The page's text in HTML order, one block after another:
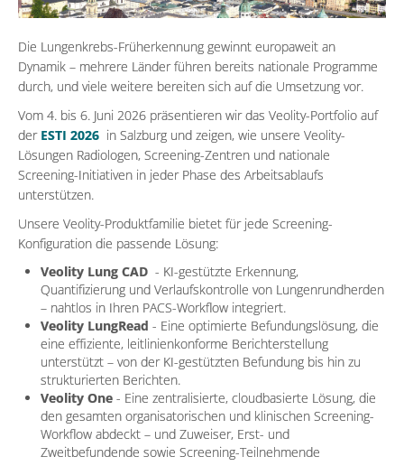
Die Lungenkrebs-Früherkennung gewinnt europaweit an
Dynamik – mehrere Länder führen bereits nationale Programme
durch, und viele weitere bereiten sich auf die Umsetzung vor.
Vom 4. bis 6. Juni 2026 präsentieren wir das Veolity-Portfolio auf
der ESTI 2026 in Salzburg und zeigen, wie unsere Veolity-
Lösungen Radiologen, Screening-Zentren und nationale
Screening-Initiativen in jeder Phase des Arbeitsablaufs
unterstützen.
Unsere Veolity-Produktfamilie bietet für jede Screening-
Konfiguration die passende Lösung:
Veolity Lung CAD - KI-gestützte Erkennung,
Quantifizierung und Verlaufskontrolle von Lungenrundherden
– nahtlos in Ihren PACS-Workflow integriert.
Veolity LungRead - Eine optimierte Befundungslösung, die
eine effiziente, leitlinienkonforme Berichterstellung
unterstützt – von der KI-gestützten Befundung bis hin zu
strukturierten Berichten.
Veolity One - Eine zentralisierte, cloudbasierte Lösung, die
den gesamten organisatorischen und klinischen Screening-
Workflow abdeckt – und Zuweiser, Erst- und
Zweitbefundende sowie Screening-Teilnehmende